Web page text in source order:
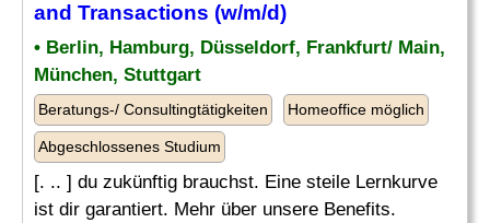
and Transactions (w/m/d)
• Berlin, Hamburg, Düsseldorf, Frankfurt/ Main,
München, Stuttgart
Beratungs-/ Consultingtätigkeiten Homeoffice möglich
Abgeschlossenes Studium
[. .. ] du zukünftig brauchst. Eine steile Lernkurve
ist dir garantiert. Mehr über unsere Benefits.